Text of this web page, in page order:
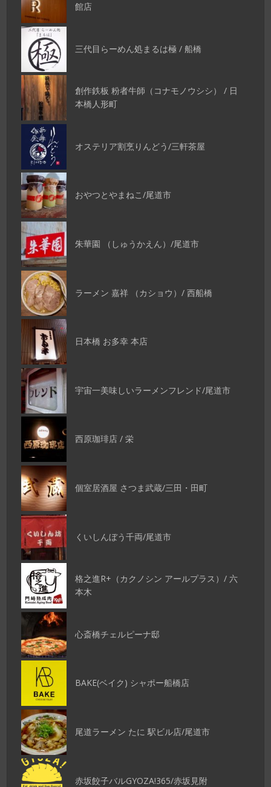
館店
三代目らーめん処まるは極 / 船橋
創作鉄板 粉者牛師（コナモノウシシ） / 日
本橋人形町
オステリア割烹りんどう/三軒茶屋
おやつとやまねこ/尾道市
朱華園 （しゅうかえん）/尾道市
ラーメン 嘉祥 （カショウ）/ 西船橋
日本橋 お多幸 本店
宇宙一美味しいラーメンフレンド/尾道市
西原珈琲店 / 栄
個室居酒屋 さつま武蔵/三田・田町
くいしんぼう千両/尾道市
格之進R+（カクノシン アールプラス）/ 六
本木
心斎橋チェルピーナ邸
BAKE(ベイク) シャポー船橋店
尾道ラーメン たに 駅ビル店/尾道市
赤坂餃子バルGYOZA!365/赤坂見附